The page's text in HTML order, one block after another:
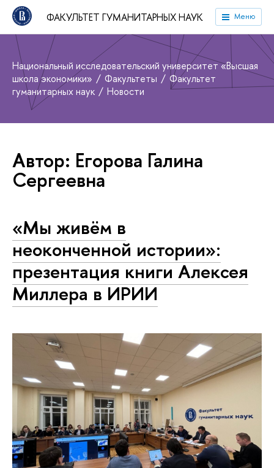
ФАКУЛЬТЕТ ГУМАНИТАРНЫХ НАУК Меню
Национальный исследовательский университет «Высшая
школа экономики»
Факультеты
Факультет
гуманитарных наук
Новости
Автор: Егорова Галина
Сергеевна
«Мы живём в
неоконченной истории»:
презентация книги Алексея
Миллера в ИРИИ